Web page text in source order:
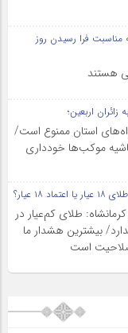
مناسبت فرا رسیدن روز
هستند
اربعین؛
استان ممنوع است/
موکب‌ها خودداری
عیار؟
طلای کم‌عیار در
بیشترین هشدار ما
صلاحیت است